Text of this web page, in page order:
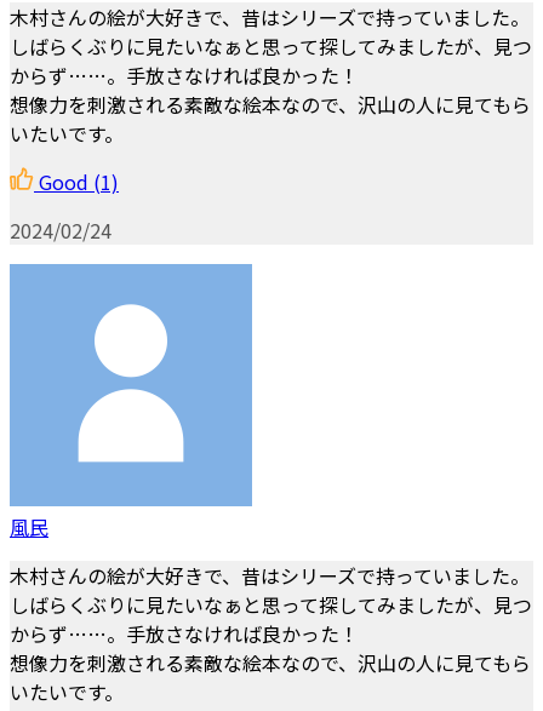
木村さんの絵が大好きで、昔はシリーズで持っていました。
しばらくぶりに見たいなぁと思って探してみましたが、見つ
からず……。手放さなければ良かった！
想像力を刺激される素敵な絵本なので、沢山の人に見てもら
いたいです。
Good (1)
2024/02/24
風民
木村さんの絵が大好きで、昔はシリーズで持っていました。
しばらくぶりに見たいなぁと思って探してみましたが、見つ
からず……。手放さなければ良かった！
想像力を刺激される素敵な絵本なので、沢山の人に見てもら
いたいです。